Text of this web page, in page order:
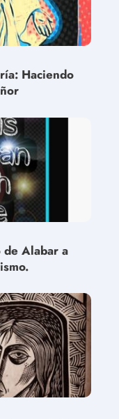
Haciendo
Alabar a